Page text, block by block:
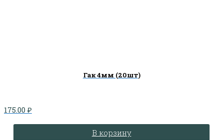
Гак 4мм (20шт)
175.00 ₽
В корзину